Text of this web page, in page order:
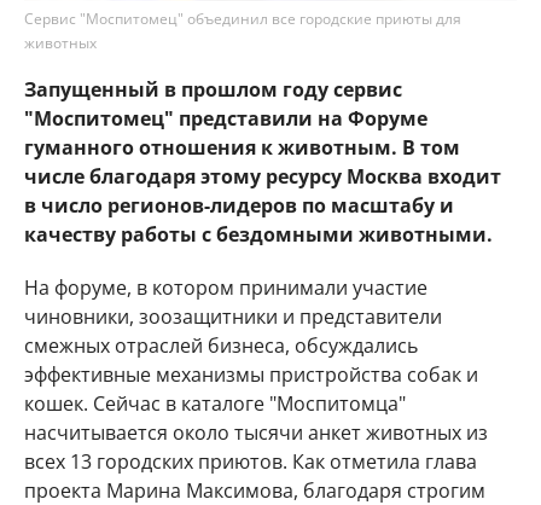
Сервис "Моспитомец" объединил все городские приюты для
животных
Запущенный в прошлом году сервис
"Моспитомец" представили на Форуме
гуманного отношения к животным. В том
числе благодаря этому ресурсу Москва входит
в число регионов-лидеров по масштабу и
качеству работы с бездомными животными.
На форуме, в котором принимали участие
чиновники, зоозащитники и представители
смежных отраслей бизнеса, обсуждались
эффективные механизмы пристройства собак и
кошек. Сейчас в каталоге "Моспитомца"
насчитывается около тысячи анкет животных из
всех 13 городских приютов. Как отметила глава
проекта Марина Максимова, благодаря строгим